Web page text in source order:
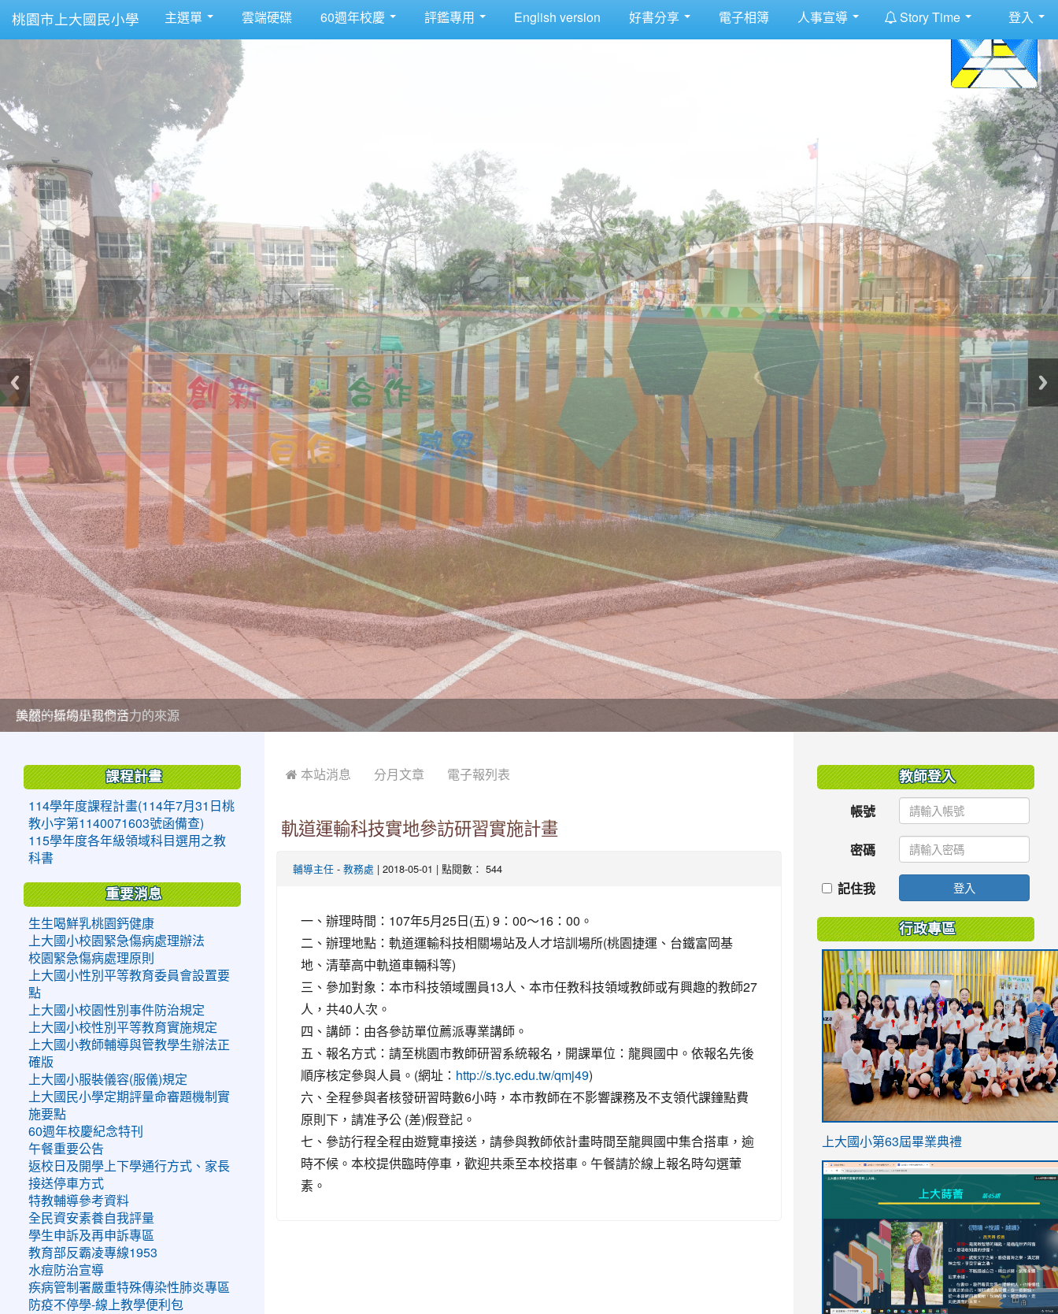
桃園市上大國民小學 主選單 雲端硬碟 60週年校慶 評鑑專用 English version 好書分享 電子相簿 人事宣導 Story Time 登入
美麗的操場是我們活力的來源
美麗的操場是我們活力的來源
煥然一新的小司令台
煥然一新的小司令台
富含桃園埤塘田園風光意象的中廊
富含桃園埤塘田園風光意象的中廊
嶄新的中庭廣場
嶄新的中庭廣場
水生池生生不息
水生池生生不息
 本站消息 分月文章 電子報列表
軌道運輸科技實地參訪研習實施計畫
輔導主任 - 教務處 | 2018-05-01 | 點閱數： 544
一、辦理時間：107年5月25日(五) 9：00～16：00。
二、辦理地點：軌道運輸科技相關場站及人才培訓場所(桃園捷運、台鐵富岡基
地、清華高中軌道車輛科等)
三、參加對象：本市科技領域團員13人、本市任教科技領域教師或有興趣的教師27
人，共40人次。
四、講師：由各參訪單位薦派專業講師。
五、報名方式：請至桃園市教師研習系統報名，開課單位：龍興國中。依報名先後
順序核定參與人員。(網址： http://s.tyc.edu.tw/qmj49)
六、全程參與者核發研習時數6小時，本市教師在不影響課務及不支領代課鐘點費
原則下，請准予公 (差)假登記。
七、參訪行程全程由遊覽車接送，請參與教師依計畫時間至龍興國中集合搭車，逾
時不候。本校提供臨時停車，歡迎共乘至本校搭車。午餐請於線上報名時勾選葷
素。
課程計畫
114學年度課程計畫(114年7月31日桃
教小字第1140071603號函備查)
115學年度各年級領域科目選用之教
科書
重要消息
生生喝鮮乳桃園鈣健康
上大國小校園緊急傷病處理辦法
校園緊急傷病處理原則
上大國小性別平等教育委員會設置要
點
上大國小校園性別事件防治規定
上大國小校性別平等教育實施規定
上大國小教師輔導與管教學生辦法正
確版
上大國小服裝儀容(服儀)規定
上大國民小學定期評量命審題機制實
施要點
60週年校慶紀念特刊
午餐重要公告
返校日及開學上下學通行方式、家長
接送停車方式
特教輔導參考資料
全民資安素養自我評量
學生申訴及再申訴專區
教育部反霸凌專線1953
水痘防治宣導
疾病管制署嚴重特殊傳染性肺炎專區
防疫不停學-線上教學便利包
教師登入
帳號
密碼
記住我 登入
行政專區
link
https://sites.google.com/stes.tyc.edu.tw/
上大國小第63屆畢業典禮
link